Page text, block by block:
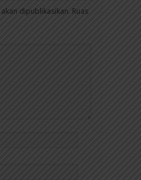
dipublikasikan. Ruas